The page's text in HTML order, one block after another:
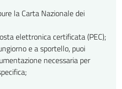
la Carta Nazionale dei
elettronica certificata (PEC);
e a sportello, puoi
necessaria per